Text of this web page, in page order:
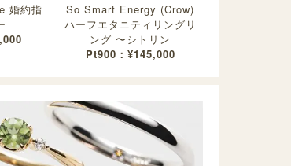
婚約指
So Smart Energy (Crow)
ハーフエタニティリングリ
ング 〜シトリン
Pt900：¥145,000